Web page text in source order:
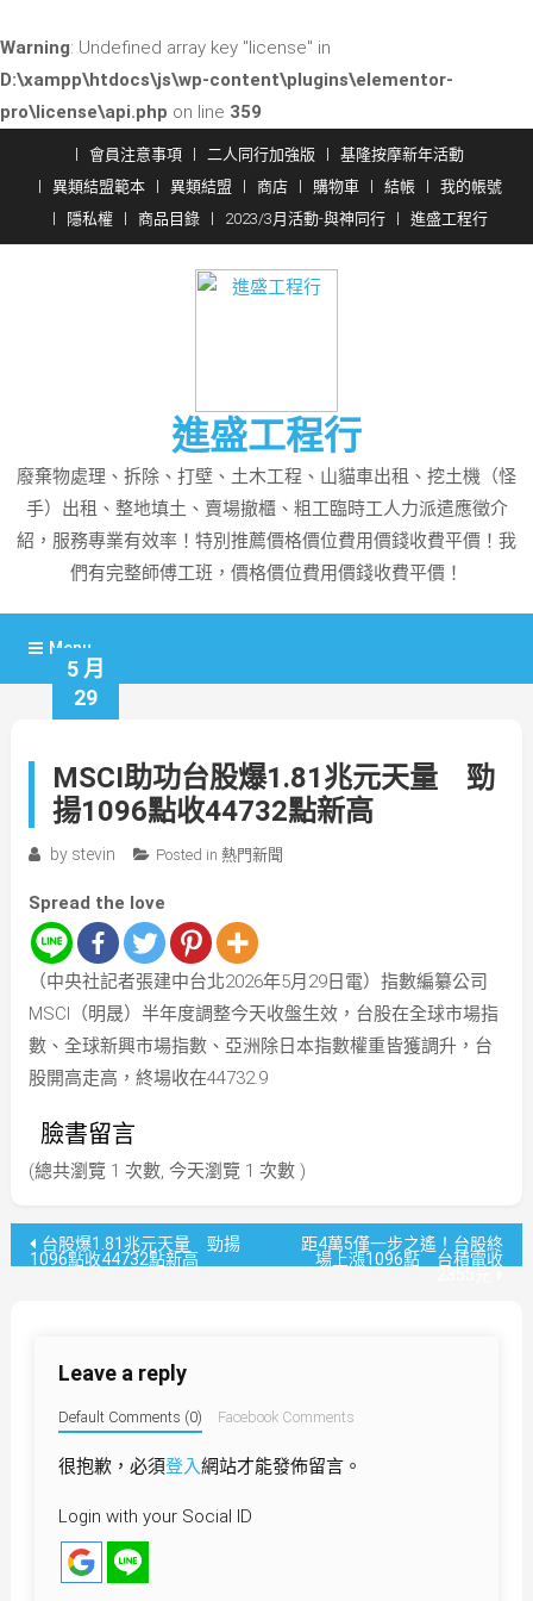
Warning: Undefined array key "license" in
D:\xampp\htdocs\js\wp-content\plugins\elementor-
pro\license\api.php on line 359
content
會員注意事項 二人同行加強版
基隆按摩新年活動
異類結盟範本
異類結盟 商店 購物車 結帳
我的帳號
隱私權
商品目錄 2023/3月活動-與神同行 進盛工程行
進盛工程行
廢棄物處理、拆除、打壁、土木工程、山貓車出租、挖土機（怪
手）出租、整地填土、賣場撤櫃、粗工臨時工人力派遣應徵介
紹，服務專業有效率！特別推薦價格價位費用價錢收費平價！我
們有完整師傅工班，價格價位費用價錢收費平價！
Menu
5 月
29
MSCI助功台股爆1.81兆元天量 勁
揚1096點收44732點新高
by stevin Posted in 熱門新聞
Spread the love
（中央社記者張建中台北2026年5月29日電）指數編纂公司
MSCI（明晟）半年度調整今天收盤生效，台股在全球市場指
數、全球新興市場指數、亞洲除日本指數權重皆獲調升，台
股開高走高，終場收在44732.9
臉書留言
(總共瀏覽 1 次數, 今天瀏覽 1 次數 )
文台股爆1.81兆元天量 勁揚
1096點收44732點新高
距4萬5僅一步之遙！台股終
場上漲1096點 台積電收
Leave a reply
Default Comments (0) Facebook Comments
很抱歉，必須登入網站才能發佈留言。
Login with your Social ID